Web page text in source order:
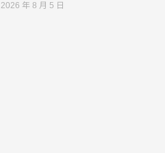
2026 年 8 月 5 日